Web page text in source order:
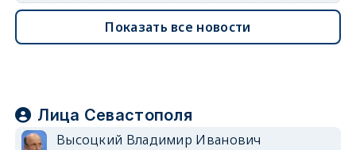
Показать все новости
Лица Севастополя
Высоцкий Владимир Иванович